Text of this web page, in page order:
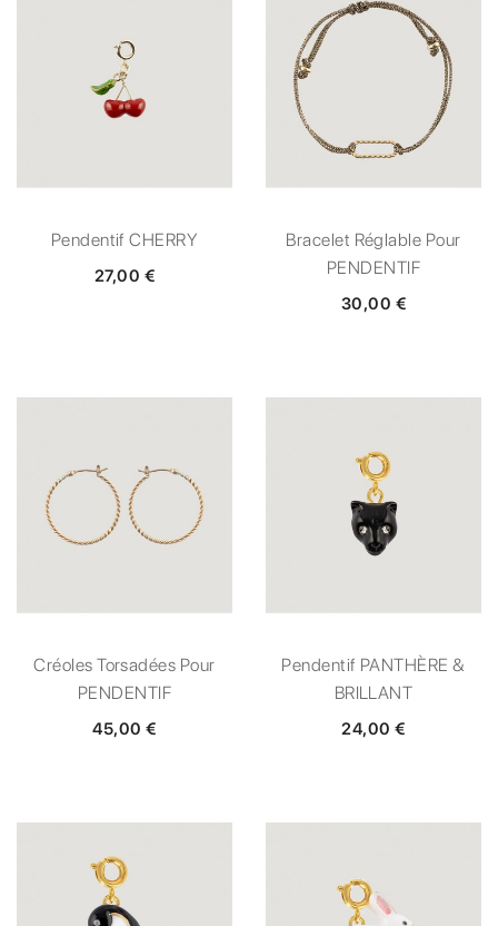
Pendentif CHERRY
27,00 €
Bracelet Réglable Pour
PENDENTIF
30,00 €
Créoles Torsadées Pour
PENDENTIF
45,00 €
Pendentif PANTHÈRE &
BRILLANT
24,00 €